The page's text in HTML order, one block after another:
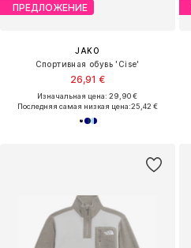
ПРЕДЛОЖЕНИЕ
JAKO
Спортивная обувь 'Cise'
26,91 €
Изначальная цена: 29,90 €
Последняя самая низкая цена:25,42 €